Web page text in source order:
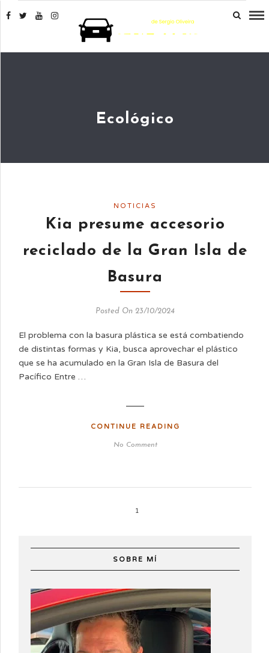
Ecológico
NOTICIAS
Kia presume accesorio
reciclado de la Gran Isla de
Basura
Posted On 23/10/2024
El problema con la basura plástica se está combatiendo
de distintas formas y Kia, busca aprovechar el plástico
que se ha acumulado en la Gran Isla de Basura del
Pacífico Entre …
CONTINUE READING
No Comment
1
SOBRE MÍ